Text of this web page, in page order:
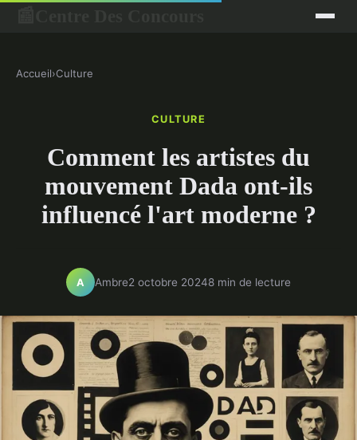
Accueil›Culture
CULTURE
Comment les artistes du
mouvement Dada ont-ils
influencé l'art moderne ?
A Ambre2 octobre 20248 min de lecture